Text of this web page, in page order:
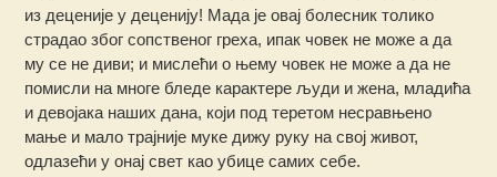
из деценије у деценију! Мада је овај болесник толико
страдао због сопственог греха, ипак човек не може а да
му се не диви; и мислећи о њему човек не може а да не
помисли на многе бледе карактере људи и жена, младића
и девојака наших дана, који под теретом несравњено
мање и мало трајније муке дижу руку на свој живот,
одлазећи у онај свет као убице самих себе.